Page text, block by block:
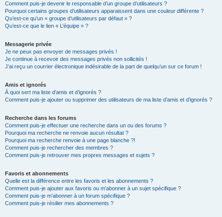
Comment puis-je devenir le responsable d’un groupe d’utilisateurs ?
Pourquoi certains groupes d’utilisateurs apparaissent dans une couleur différente ?
Qu’est-ce qu’un « groupe d’utilisateurs par défaut » ?
Qu’est-ce que le lien « L’équipe » ?
Messagerie privée
Je ne peux pas envoyer de messages privés !
Je continue à recevoir des messages privés non sollicités !
J’ai reçu un courrier électronique indésirable de la part de quelqu’un sur ce forum !
Amis et ignorés
À quoi sert ma liste d’amis et d’ignorés ?
Comment puis-je ajouter ou supprimer des utilisateurs de ma liste d’amis et d’ignorés ?
Recherche dans les forums
Comment puis-je effectuer une recherche dans un ou des forums ?
Pourquoi ma recherche ne renvoie aucun résultat ?
Pourquoi ma recherche renvoie à une page blanche ?!
Comment puis-je rechercher des membres ?
Comment puis-je retrouver mes propres messages et sujets ?
Favoris et abonnements
Quelle est la différence entre les favoris et les abonnements ?
Comment puis-je ajouter aux favoris ou m’abonner à un sujet spécifique ?
Comment puis-je m’abonner à un forum spécifique ?
Comment puis-je résilier mes abonnements ?